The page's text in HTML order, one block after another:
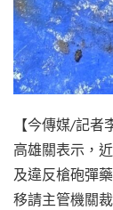
【今傳媒/記者
高雄關表示，
及違反槍砲彈
移請主管機關